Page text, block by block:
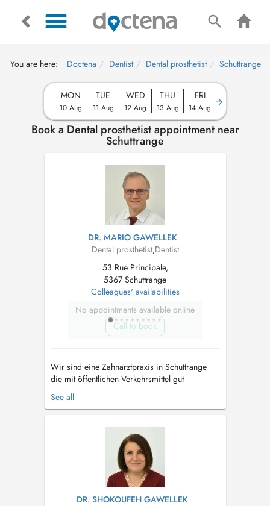
You are here: Doctena Dentist Dental prosthetist Schuttrange
MON
10 Aug
TUE
11 Aug
WED
12 Aug
THU
13 Aug
FRI
14 Aug
Book a Dental prosthetist appointment near
Schuttrange
DR. MARIO GAWELLEK
Dental prosthetist,Dentist
53 Rue Principale,
5367 Schuttrange
Colleagues' availabilities
No appointments available online
Call to book
Wir sind eine Zahnarztpraxis in Schuttrange
die mit öffentlichen Verkehrsmittel gut
erreichbar ist und über Parkplätze verfügt. Wir
haben einen behindertengerechten Aufzug.
Notre cabinet dentaire est situé à Shuttrange,
nous disposons d'un parking deva...
See all
DR. SHOKOUFEH GAWELLEK